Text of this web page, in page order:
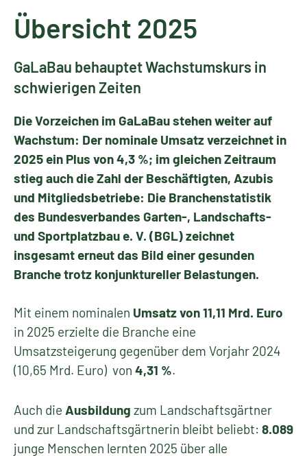
Übersicht 2025
GaLaBau behauptet Wachstumskurs in
schwierigen Zeiten
Die Vorzeichen im GaLaBau stehen weiter auf
Wachstum: Der nominale Umsatz verzeichnet in
2025 ein Plus von 4,3 %; im gleichen Zeitraum
stieg auch die Zahl der Beschäftigten, Azubis
und Mitgliedsbetriebe: Die Branchenstatistik
des Bundesverbandes Garten-, Landschafts-
und Sportplatzbau e. V. (BGL) zeichnet
insgesamt erneut das Bild einer gesunden
Branche trotz konjunktureller Belastungen.
Mit einem nominalen Umsatz von 11,11 Mrd. Euro
in 2025 erzielte die Branche eine
Umsatzsteigerung gegenüber dem Vorjahr 2024
(10,65 Mrd. Euro) von 4,31 %.
Auch die Ausbildung zum Landschaftsgärtner
und zur Landschaftsgärtnerin bleibt beliebt: 8.089
junge Menschen lernten 2025 über alle